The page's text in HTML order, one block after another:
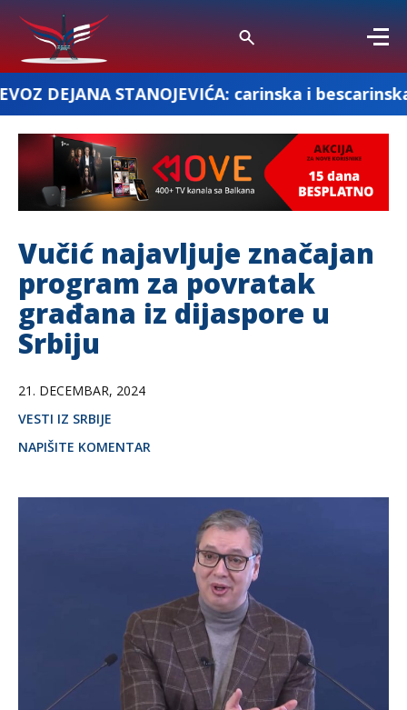
STANOJEVIĆA: carinska i bescarinska roba
Vučić najavljuje značajan
program za povratak
građana iz dijaspore u
Srbiju
21. DECEMBAR, 2024
VESTI IZ SRBIJE
NAPIŠITE KOMENTAR